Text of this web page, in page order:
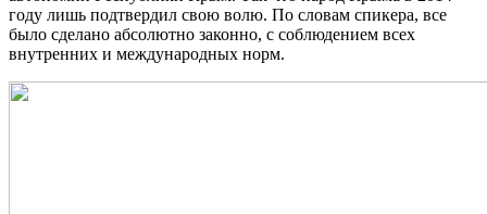
году лишь подтвердил свою волю. По словам спикера, все
было сделано абсолютно законно, с соблюдением всех
внутренних и международных норм.